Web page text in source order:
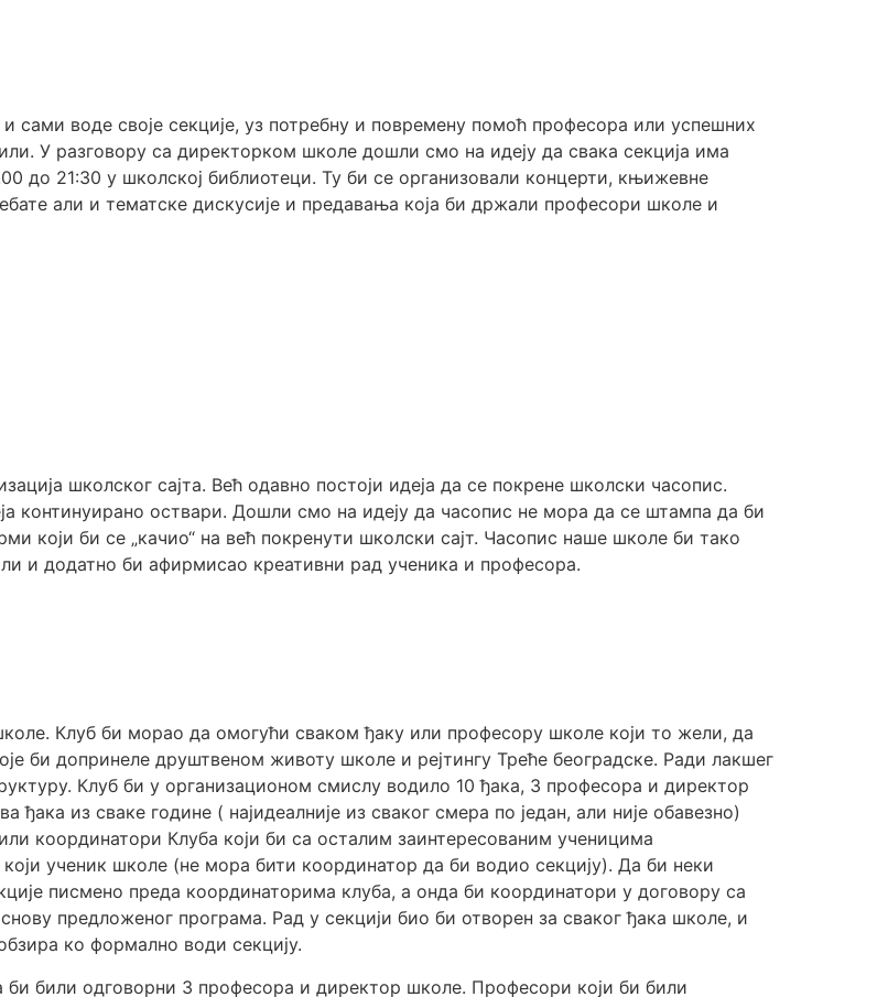
сами воде своје секције, уз потребну и повремену помоћ професора или успешних
У разговору са директорком школе дошли смо на идеју да свака секција има
до 21:30 у школској библиотеци. Ту би се организовали концерти, књижевне
али и тематске дискусије и предавања која би држали професори школе и
школског сајта. Већ одавно постоји идеја да се покрене школски часопис.
континуирано оствари. Дошли смо на идеју да часопис не мора да се штампа да би
који би се „качио“ на већ покренути школски сајт. Часопис наше школе би тако
и додатно би афирмисао креативни рад ученика и професора.
Клуб би морао да омогући сваком ђаку или професору школе који то жели, да
би допринеле друштвеном животу школе и рејтингу Треће београдске. Ради лакшег
Клуб би у организационом смислу водило 10 ђака, 3 професора и директор
из сваке године ( најидеалније из сваког смера по један, али није обавезно)
координатори Клуба који би са осталим заинтересованим ученицима
ученик школе (не мора бити координатор да би водио секцију). Да би неки
писмено преда координаторима клуба, а онда би координатори у договору са
предложеног програма. Рад у секцији био би отворен за сваког ђака школе, и
ко формално води секцију.
били одговорни 3 професора и директор школе. Професори који би били